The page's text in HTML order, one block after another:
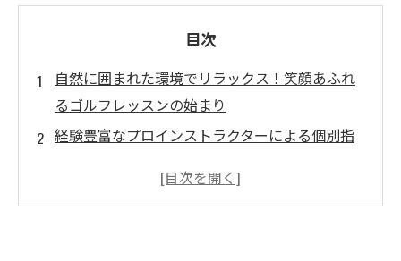
目次
自然に囲まれた環境でリラックス！笑顔あふれ
るゴルフレッスンの始まり
経験豊富なプロインストラクターによる個別指
ゴルフを楽しむ秘訣！スイングのコツとショッ